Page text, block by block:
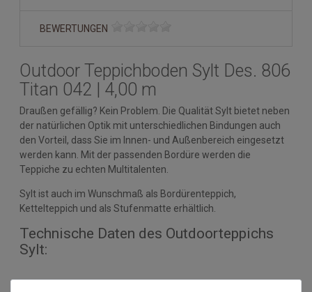
BEWERTUNGEN
Outdoor Teppichboden Sylt Des. 806
Titan 042 | 4,00 m
Draußen gefällig? Kein Problem. Die Qualität Sylt bietet neben
der natürlichen Optik mit unterschiedlichen Bindungen auch
den Vorteil, dass Sie im Innen- und Außenbereich eingesetzt
werden kann. Mit der passenden Bordüre werden die
Teppiche zu echten Multitalenten.
Sylt ist auch im Wunschmaß als Bordürenteppich,
Kettelteppich und als Stufenmatte erhältlich.
Technische Daten des Outdoorteppichs
Sylt: